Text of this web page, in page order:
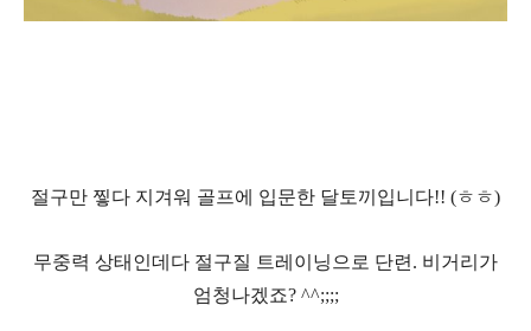
절구만 찧다 지겨워 골프에 입문한 달토끼입니다!! (ㅎㅎ)
무중력 상태인데다 절구질 트레이닝으로 단련 . 비거리가
엄청나겠죠? ^^;;;;